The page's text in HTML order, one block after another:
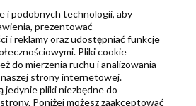
i podobnych technologii, aby
prezentować
i reklamy oraz udostępniać funkcje
Pliki cookie
do mierzenia ruchu i analizowania
strony internetowej.
jedynie pliki niezbędne do
Poniżej możesz zaakceptować